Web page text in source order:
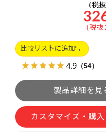
税抜
税抜
比較リストに追加
4.9 （54）
カスタマイズ・購